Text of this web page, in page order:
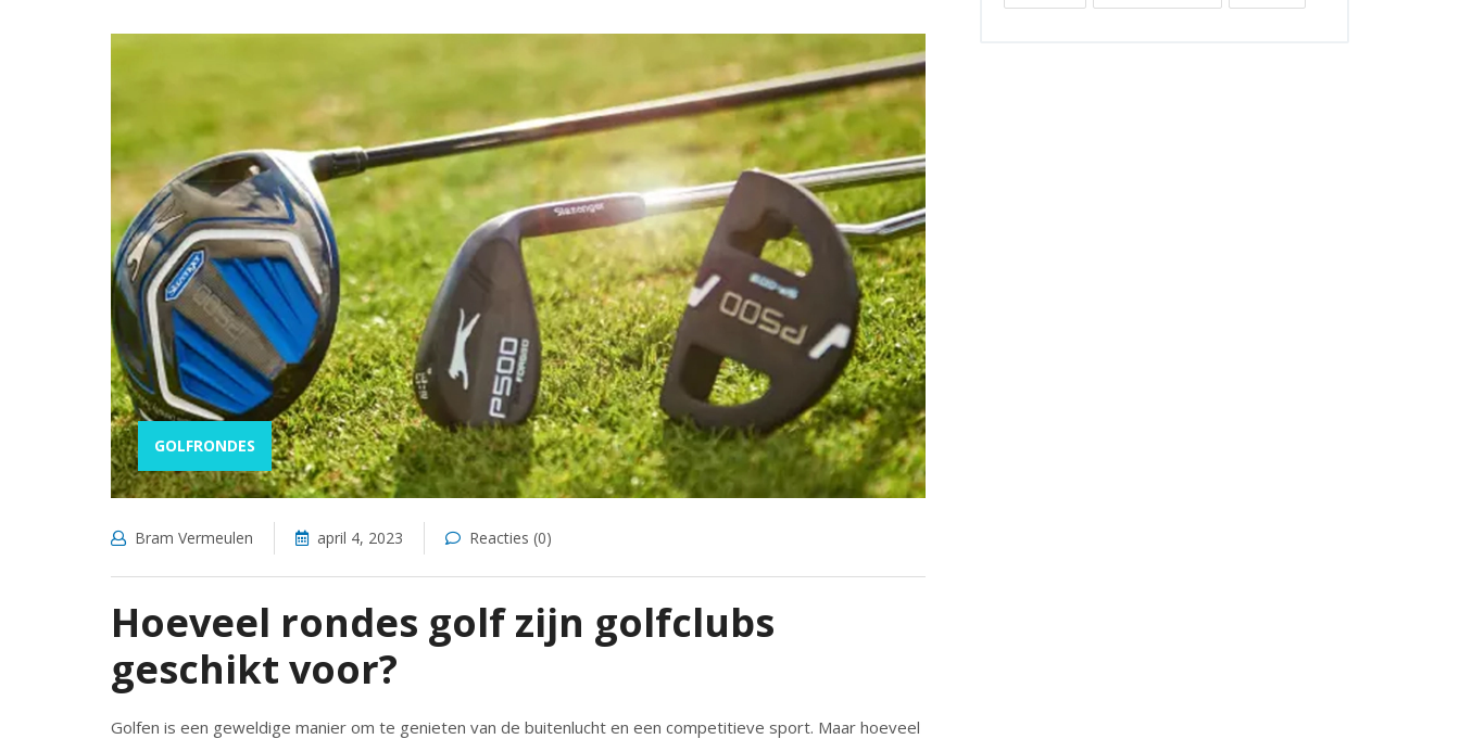
GOLFRONDES
Bram Vermeulen april 4, 2023 Reacties (0)
Hoeveel rondes golf zijn golfclubs
geschikt voor?
Golfen is een geweldige manier om te genieten van de buitenlucht en een competitieve sport. Maar hoeveel